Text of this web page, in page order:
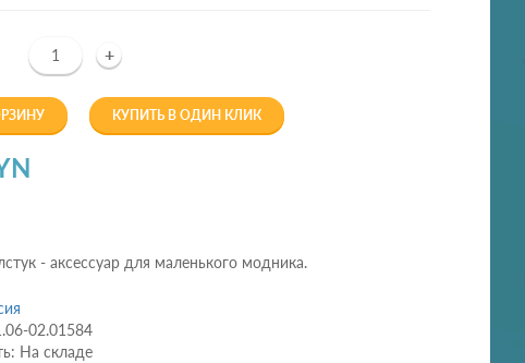
+
КУПИТЬ В ОДИН КЛИК
- аксессуар для маленького модника.
02.01584
На складе